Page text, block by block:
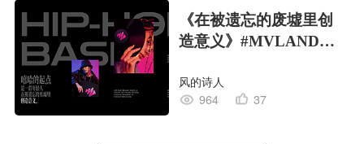
《在被遗忘的废墟里创
造意义》#MVLAND嘻
风的诗人
964
37